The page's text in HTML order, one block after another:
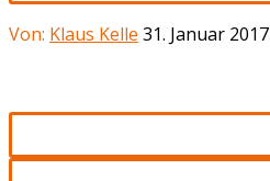
Von: Klaus Kelle 31. Januar 2017